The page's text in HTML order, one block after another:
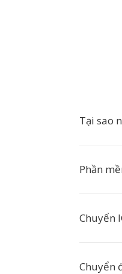
Tại sao
Phần
Chuyển
Chuyển